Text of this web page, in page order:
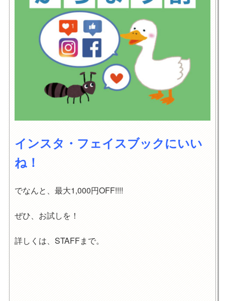
インスタ・フェイスブックにいい
ね！
でなんと、最大1,000円OFF!!!!
ぜひ、お試しを！
詳しくは、STAFFまで。